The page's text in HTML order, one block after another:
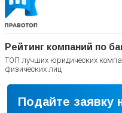
Рейтинг компаний по
ТОП лучших юридических
физических лиц
Подайте заявку